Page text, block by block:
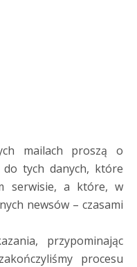
mailach proszą o
tych danych, które
serwisie, a które, w
newsów – czasami
przypominając
procesu